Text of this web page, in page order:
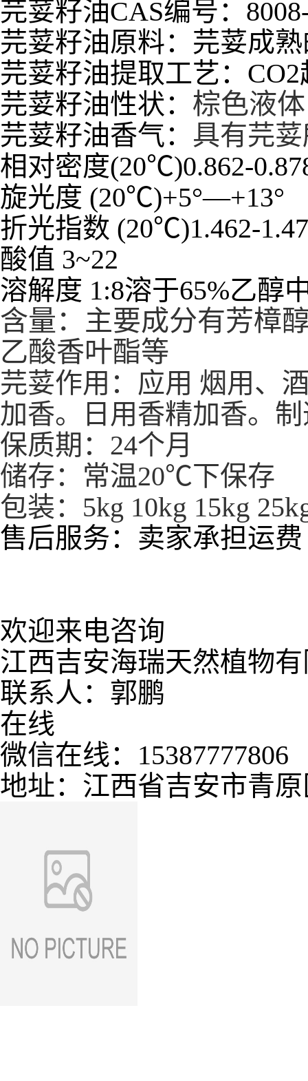
芫荽籽油CAS编号：
芫荽籽油原料：芫荽成
芫荽籽油提取工艺：
芫荽籽油性状： 棕色液体
芫荽籽油香气： 具有芫
相对密度(20℃)0.862-
旋光度 (20℃)+5°—+13°
折光指数 (20℃)1.462-
酸值 3~22
溶解度 1:8溶于65%乙醇
含量：主要成分有芳樟
乙酸香叶酯等
芫荽作用：应用 烟用、
加香。日用香精加香。
保质期：24个月
储存：常温20℃下保存
包装：5kg 10kg 15kg 25
售后服务：卖家承担运
欢迎来电咨询
江西吉安海瑞天然植物
联系人：郭鹏
在线
微信在线：15387777806
地址：江西省吉安市青